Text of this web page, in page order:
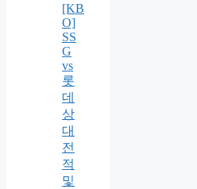
[KB
O]
SS
G
vs
롯
데
상
대
전
적
및